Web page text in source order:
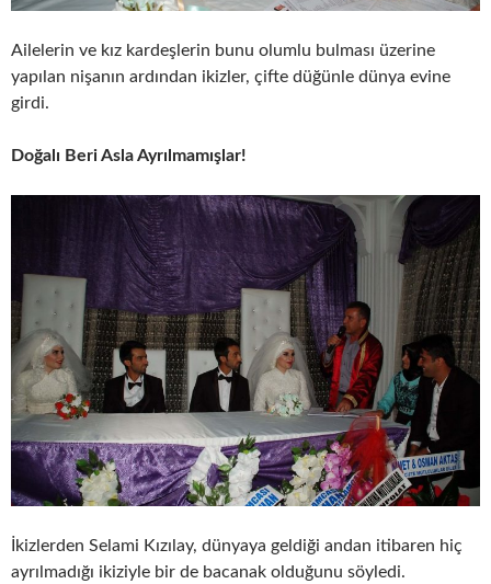
Ailelerin ve kız kardeşlerin bunu olumlu bulması üzerine
yapılan nişanın ardından ikizler, çifte düğünle dünya evine
girdi.
Doğalı Beri Asla Ayrılmamışlar!
İkizlerden Selami Kızılay, dünyaya geldiği andan itibaren hiç
ayrılmadığı ikiziyle bir de bacanak olduğunu söyledi.